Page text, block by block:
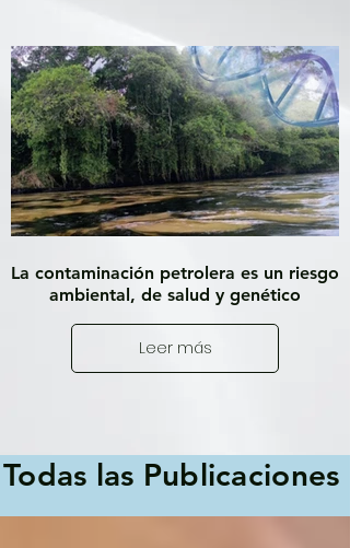
La contaminación petrolera es un riesgo
ambiental, de salud y genético
Leer más
Todas las Publicaciones